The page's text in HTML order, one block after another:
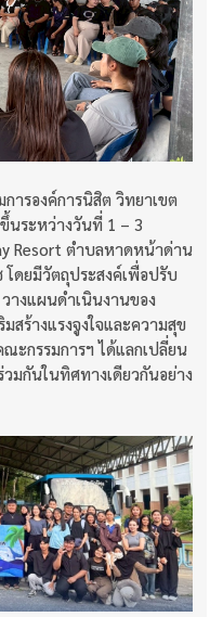
ารองค์การนิสิต วิทยาเขต
นระหว่างวันที่ 1 – 3
Resort ตำบลหาดหน้าด่าน
โดยมีวัตถุประสงค์เพื่อปรับ
างแผนดำเนินงานของ
สร้างแรงจูงใจและความสุข
ะกรรมการฯ ได้แลกเปลี่ยน
กันในทิศทางเดียวกันอย่าง